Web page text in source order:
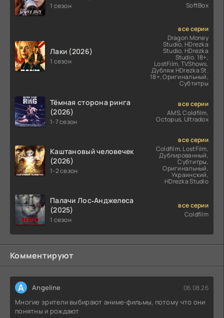
1 сезон
SoftBox
Лаки (2026)
1 сезон
все серии
Dragon Money
Studio, HDrezka
Studio, HDrezka
Studio. 18+,
LostFilm, TVShows,
Дубляж HDrezka St.
18+, Оригинальный,
Субтитры
Тёмная сторона ринга
(2026)
1-7 сезон
все серии
AMS, Coldfilm,
Octopus, Ultradox
Каштановый человечек
(2026)
1-2 сезон
все серии
Coldfilm, LostFilm,
Дублированный,
Субтитры,
Оригинальный,
Украинский,
HDrezka Studio
Палачи Лос‑Анджелеса
(2025)
1 сезон
все серии
Coldfilm
Комментируют
A Angeline 06.08.26
Многие зрители выбирают аниме-фильмы, потому что они
понятны и рождают